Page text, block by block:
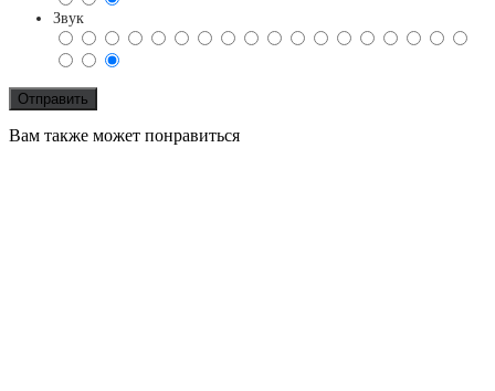
Звук
Вам также может понравиться